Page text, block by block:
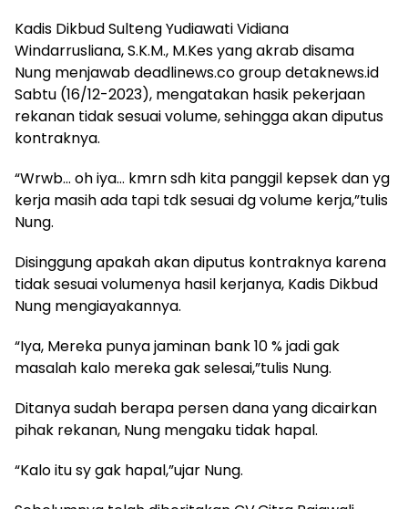
Kadis Dikbud Sulteng Yudiawati Vidiana
Windarrusliana, S.K.M., M.Kes yang akrab disama
Nung menjawab deadlinews.co group detaknews.id
Sabtu (16/12-2023), mengatakan hasik pekerjaan
rekanan tidak sesuai volume, sehingga akan diputus
kontraknya.
“Wrwb… oh iya… kmrn sdh kita panggil kepsek dan yg
kerja masih ada tapi tdk sesuai dg volume kerja,”tulis
Nung.
Disinggung apakah akan diputus kontraknya karena
tidak sesuai volumenya hasil kerjanya, Kadis Dikbud
Nung mengiayakannya.
“Iya, Mereka punya jaminan bank 10 % jadi gak
masalah kalo mereka gak selesai,”tulis Nung.
Ditanya sudah berapa persen dana yang dicairkan
pihak rekanan, Nung mengaku tidak hapal.
“Kalo itu sy gak hapal,”ujar Nung.